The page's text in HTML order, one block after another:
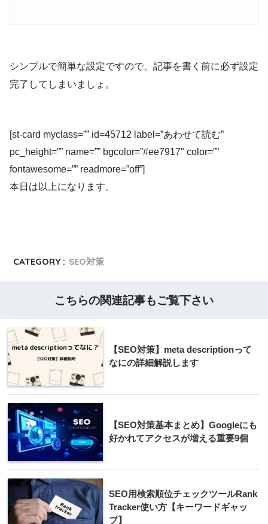
シンプルで簡単な設定ですので、記事を書く前に必ず設定
完了してしまいましょ。
[st-card myclass=”” id=45712 label=”あわせて読む”
pc_height=”” name=”” bgcolor=”#ee7917″ color=””
fontawesome=”” readmore=”off”]
本日は以上になります。
CATEGORY : SEO対策
こちらの関連記事もご覧下さい
【SEO対策】meta descriptionって
なにの詳細解説します
【SEO対策基本まとめ】Googleにも
好かれてアクセスが増える重要9個
SEO用検索順位チェックツールRank
Tracker使い方【キーワードギャッ
プ】